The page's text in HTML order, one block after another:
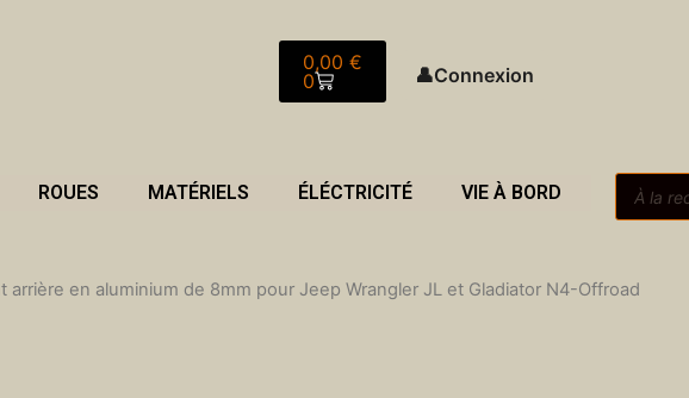
0,00 €
0
Panier
👤Connexion
ROUES MATÉRIELS ÉLÉCTRICITÉ VIE À BORD
Recherche
de
en aluminium de 8mm pour Jeep Wrangler JL et Gladiator N4-Offroad